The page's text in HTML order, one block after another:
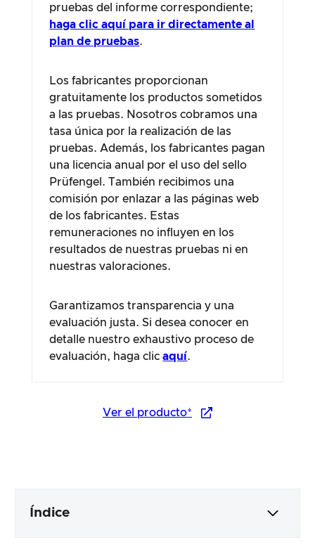
pruebas del informe correspondiente;
haga clic aquí para ir directamente al
plan de pruebas.
Los fabricantes proporcionan
gratuitamente los productos sometidos
a las pruebas. Nosotros cobramos una
tasa única por la realización de las
pruebas. Además, los fabricantes pagan
una licencia anual por el uso del sello
Prüfengel. También recibimos una
comisión por enlazar a las páginas web
de los fabricantes. Estas
remuneraciones no influyen en los
resultados de nuestras pruebas ni en
nuestras valoraciones.
Garantizamos transparencia y una
evaluación justa. Si desea conocer en
detalle nuestro exhaustivo proceso de
evaluación, haga clicaquí.
Ver el producto*
Índice